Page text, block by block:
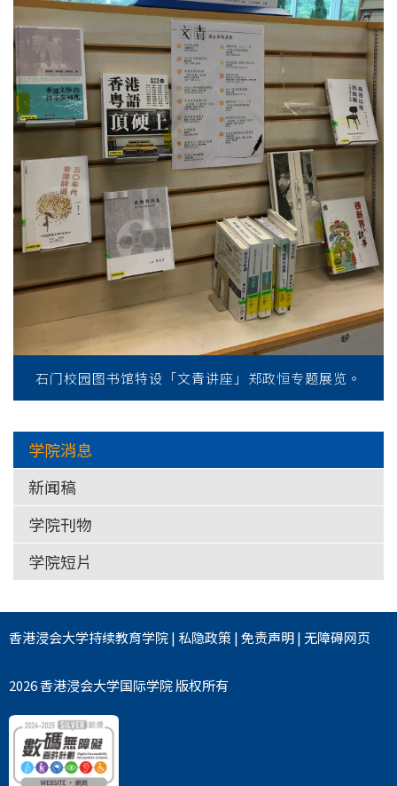
石门校园图书馆特设「文青讲座」郑政恒专题展览。
学院消息
新闻稿
学院刊物
学院短片
香港浸会大学持续教育学院| 私隐政策|免责声明|无障碍网页
2026 香港浸会大学国际学院 版权所有